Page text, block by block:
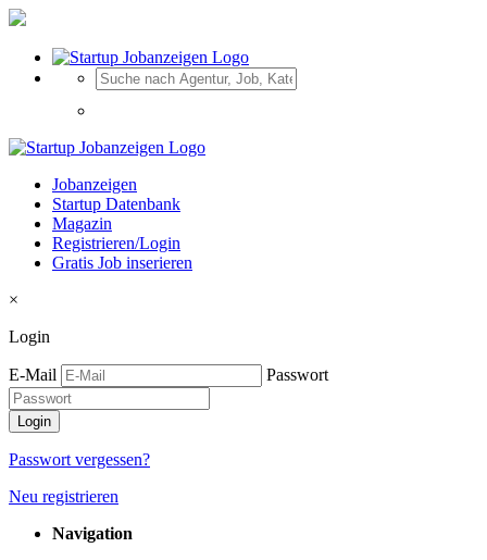
Jobanzeigen
Startup Datenbank
Magazin
Registrieren/Login
Gratis Job inserieren
×
Login
E-Mail Passwort
Passwort vergessen?
Neu registrieren
Navigation